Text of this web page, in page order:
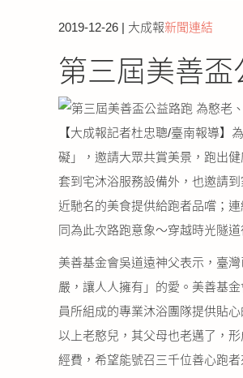
2019-12-26 | 大成報新聞連結
第三屆美善
【大成報記者杜忠聰/臺南報導
礙」，邀請大眾共賞美景，跑出
套到宅沐浴服務設備外，也邀請
近馳名的美食提供給跑者品嚐；
同為此次路跑意象～穿越時光隧道
美善基金會吳道遠神父表示，臺
嚴，讓人人擁有」的愛。美善基
員所組成的專業沐浴團隊提供貼
以上老憨兒，其父母也老邁了，
經費，希望能號召三千位善心跑